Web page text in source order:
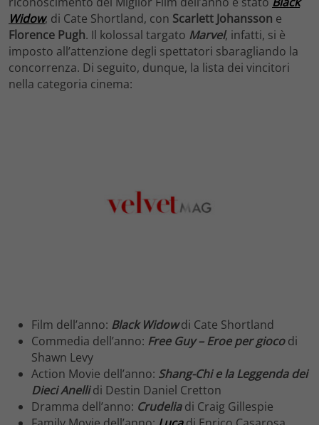
Widow, di Cate Shortland, con Scarlett Johansson e
Florence Pugh. Il kolossal targato Marvel, infatti, si è
imposto all’attenzione degli spettatori sbaragliando la
concorrenza. Di seguito, dunque, la lista dei vincitori
nella categoria cinema:
Film dell’anno: Black Widow di Cate Shortland
Commedia dell’anno: Free Guy – Eroe per giocodi
Shawn Levy
Action Movie dell’anno: Shang-Chi e la Leggenda dei
Dieci Anellidi Destin Daniel Cretton
Dramma dell’anno: Crudeliadi Craig Gillespie